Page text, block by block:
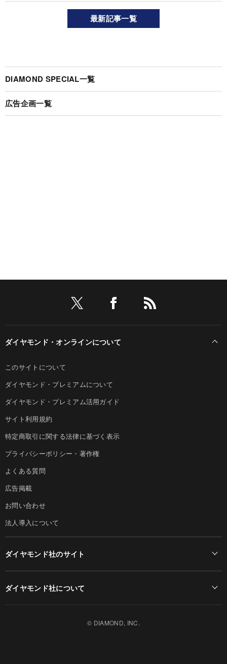
最新記事一覧
DIAMOND SPECIAL一覧
広告企画一覧
ダイヤモンド・オンラインについて
このサイトについて
ダイヤモンド・プレミアムについて
ダイヤモンド・プレミアム活用ガイド
サイト利用規約
特定商取引に関する法律に基づく表示
プライバシーポリシー・著作権
よくある質問
広告掲載
お問い合わせ
法人導入について
ダイヤモンド社のサイト
ダイヤモンド社について
© DIAMOND, INC.